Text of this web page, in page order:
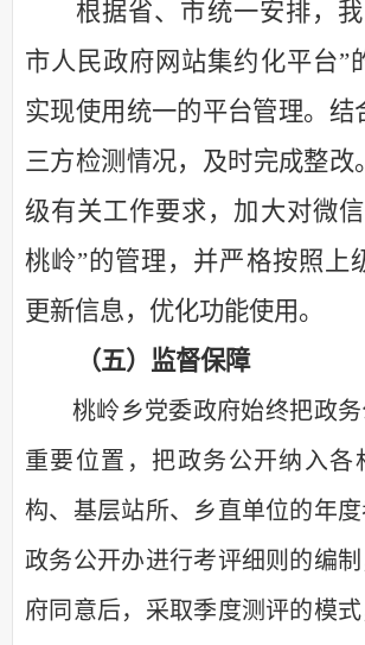
根据省、市统一安排，
市人民政府网站集约化平台”
实现使用统一的平台管理。结
三方检测情况，及时完成整改。
级有关工作要求， 加大对微
桃岭”的管理，并严格按照上
更新信息，优化功能使用。
（五） 监督保障
桃岭乡党委政府始终把政
重要位置，把政务公开纳入各
构、基层站所、乡直单位的年
政务公开办进行考评细则的编
府同意后，采取季度测评的模式